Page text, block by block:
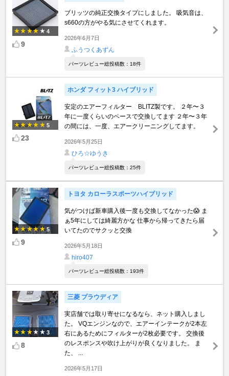
4
9
ブリッツの純正交換タイプにしました。 吸気音は、
s660の方がやる気にさせてくれます。
2026年6月7日
ふうつくあずん
パーツレビュー総投稿数：18件
5
23
ホンダ フィット3 ハイブリッド
安定のエアーフィルター BLITZ製です。 ２年〜３
年に一度くらいのペースで交換してます ２年〜３年
の間には、一度、エアークリーニングしてます。
2026年5月25日
ひろ☆ゆうき
パーツレビュー総投稿数：25件
5
9
トヨタ カローラスポーツハイブリッド
気がつけば新車購入後一度も交換してなかった😱 ま
ぁ5年にしては綺麗方かな 仕事から帰ってきたら届
いてたのでサクッと交換
2026年5月18日
hiro407
パーツレビュー総投稿数：193件
3
8
三菱 プラウディア
実店舗では取り寄せになるなら、ネット購入しまし
た。 VQエンジンなので、エアーインテークが2本左
右にあるためにフィルターが2枚必要です。 交換後
のレスポンスや吹け上がりが良くなりました。 ま
た、 ...
2026年5月17日